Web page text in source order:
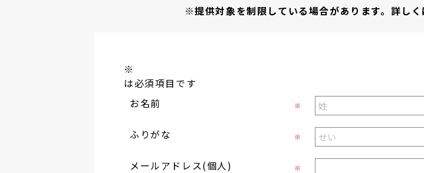
※提供対象を制限している場合があります。詳しく
※
は必須項目です
お名前
※
ふりがな ※
メールアドレス(個人)
※